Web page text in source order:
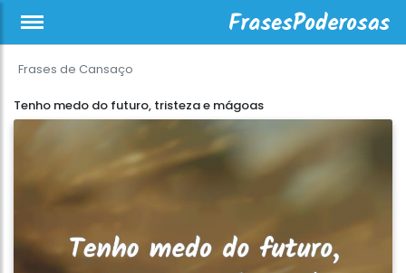
Frases de Cansaço
Tenho medo do futuro, tristeza e mágoas